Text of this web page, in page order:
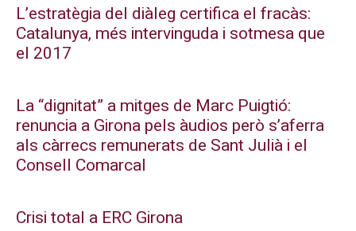
L’estratègia del diàleg certifica el fracàs:
Catalunya, més intervinguda i sotmesa que
el 2017
La “dignitat” a mitges de Marc Puigtió:
renuncia a Girona pels àudios però s’aferra
als càrrecs remunerats de Sant Julià i el
Consell Comarcal
Crisi total a ERC Girona